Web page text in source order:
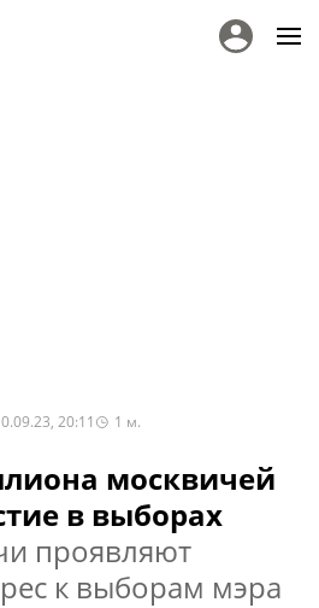
20:11 1 м.
москвичей
в выборах
проявляют
к выборам мэра